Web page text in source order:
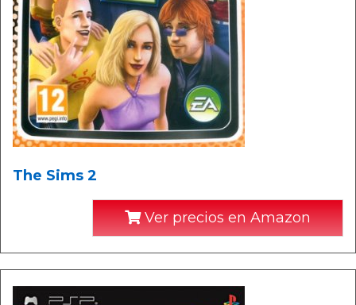
The Sims 2
Ver precios en Amazon